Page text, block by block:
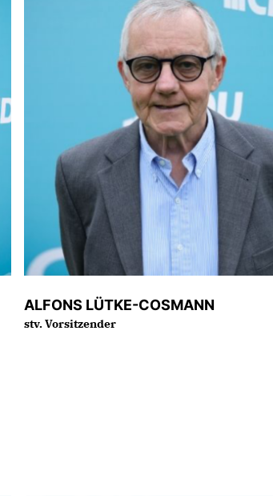
ALFONS LÜTKE-COSMANN
stv. Vorsitzender